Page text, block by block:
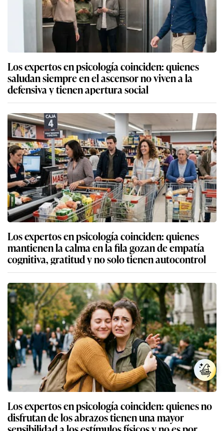
Los expertos en psicología coinciden: quienes
saludan siempre en el ascensor no viven a la
defensiva y tienen apertura social
Los expertos en psicología coinciden: quienes
mantienen la calma en la fila gozan de empatía
cognitiva, gratitud y no solo tienen autocontrol
Los expertos en psicología coinciden: quienes no
disfrutan de los abrazos tienen una mayor